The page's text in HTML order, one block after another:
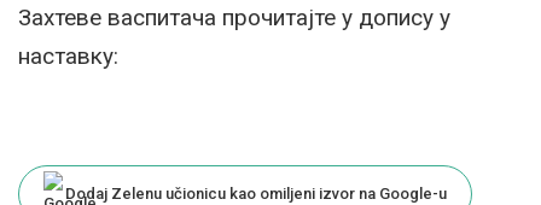
Захтеве васпитача прочитајте у допису у
наставку:
Dodaj Zelenu učionicu kao omiljeni izvor na Google-u